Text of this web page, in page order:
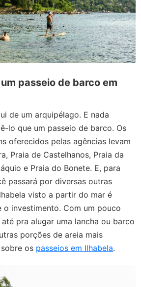
passeio de barco em
de um arquipélago. E nada
lo que um passeio de barco. Os
oferecidos pelas agências levam
Praia de Castelhanos, Praia da
e Praia do Bonete. E, para
passará por diversas outras
visto a partir do mar é
o investimento. Com um pouco
pra alugar uma lancha ou barco
porções de areia mais
os passeios em Ilhabela.